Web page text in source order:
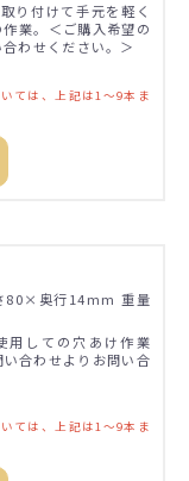
り付けて手元を軽く
業。＜ご購入希望の
わせください。＞
ては、上記は1～9本ま
80×奥行14mm 重量
用しての穴あけ作業
合わせよりお問い合
ては、上記は1～9本ま